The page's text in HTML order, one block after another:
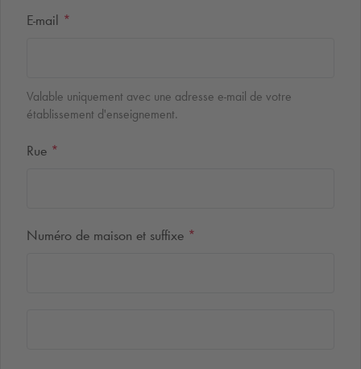
E-mail *
Valable uniquement avec une adresse e-mail de votre
établissement d'enseignement.
Rue *
Numéro de maison et suffixe *